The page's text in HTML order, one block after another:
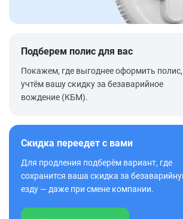
Подберем полис для вас
Покажем, где выгоднее оформить полис,
учтём вашу скидку за безаварийное
вождение (КБМ).
Скидка переедет с вами
Для продления подберём вариант, где
сохранится ваша скидка за
езду — даже при смене компании.